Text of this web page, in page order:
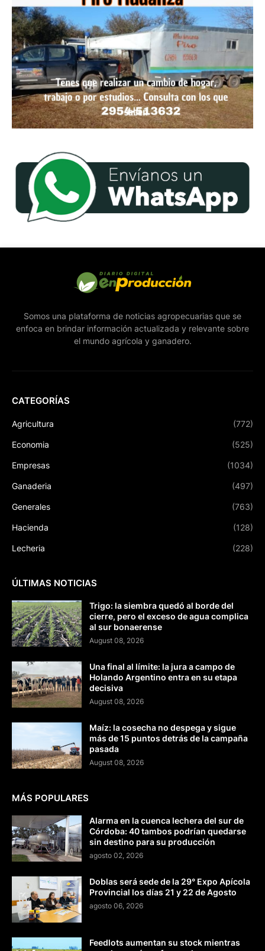
Somos una plataforma de noticias agropecuarias que se
enfoca en brindar información actualizada y relevante sobre
el mundo agrícola y ganadero.
CATEGORÍAS
Agricultura (772)
Economia (525)
Empresas (1034)
Ganaderia (497)
Generales (763)
Hacienda (128)
Lecheria (228)
ÚLTIMAS NOTICIAS
Trigo: la siembra quedó al borde del
cierre, pero el exceso de agua complica
al sur bonaerense
August 08, 2026
Una final al límite: la jura a campo de
Holando Argentino entra en su etapa
decisiva
August 08, 2026
Maíz: la cosecha no despega y sigue
más de 15 puntos detrás de la campaña
pasada
August 08, 2026
MÁS POPULARES
Alarma en la cuenca lechera del sur de
Córdoba: 40 tambos podrían quedarse
sin destino para su producción
agosto 02, 2026
Doblas será sede de la 29° Expo Apícola
Provincial los días 21 y 22 de Agosto
agosto 06, 2026
Feedlots aumentan su stock mientras